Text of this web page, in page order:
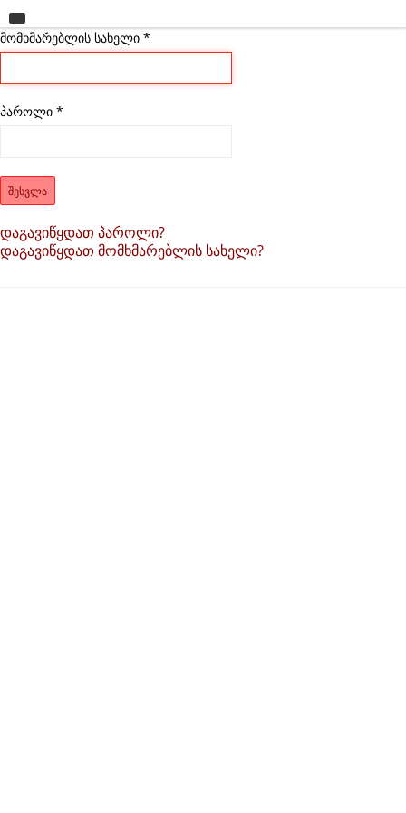
მთავარი
საგანმანათლებლო ერთეულები
კვლევა
კონტაქტი
მომხმარებლის სახელი *
პაროლი *
ᲨᲔᲡᲕᲚᲐ
დაგავიწყდათ პაროლი?
დაგავიწყდათ მომხმარებლის სახელი?